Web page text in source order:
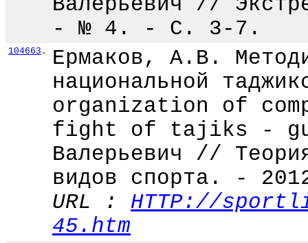
- № 4. - С. 3-7.
104663 .
Ермаков, А.В.
национальной
organization of
fight of tajiks -
Валерьевич //
видов спорта. -
URL : HTTP://
45.htm